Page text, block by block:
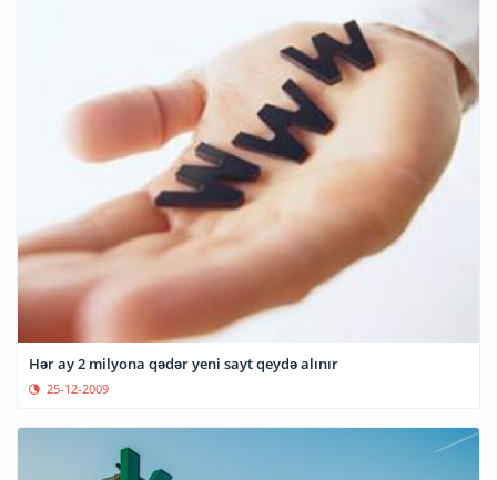
Hər ay 2 milyona qədər yeni sayt qeydə alınır
25-12-2009